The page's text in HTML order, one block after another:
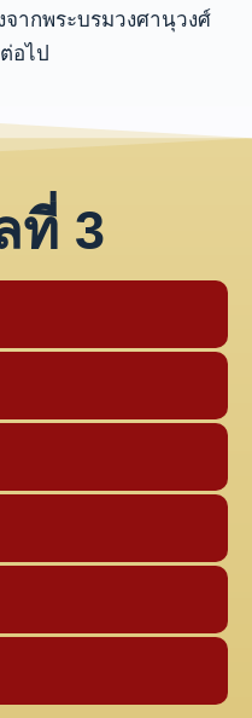
ากพระบรมวงศานุวงศ์
อไป
ที่ 3